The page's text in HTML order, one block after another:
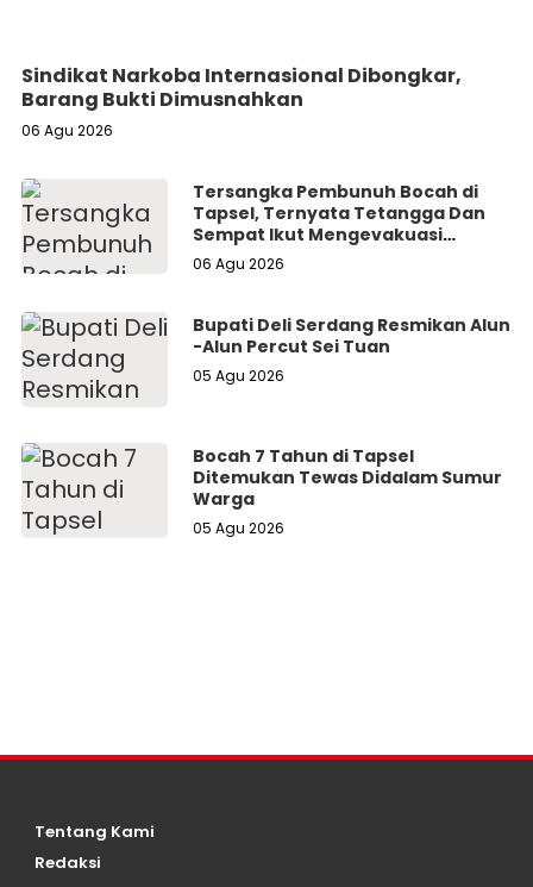
Sindikat Narkoba Internasional Dibongkar,
Barang Bukti Dimusnahkan
06 Agu 2026
Tersangka Pembunuh Bocah di
Tapsel, Ternyata Tetangga Dan
Sempat Ikut Mengevakuasi
Korban Dari Dalam Sumur
06 Agu 2026
Bupati Deli Serdang Resmikan Alun
-Alun Percut Sei Tuan
05 Agu 2026
Bocah 7 Tahun di Tapsel
Ditemukan Tewas Didalam Sumur
Warga
05 Agu 2026
Tentang Kami
Redaksi